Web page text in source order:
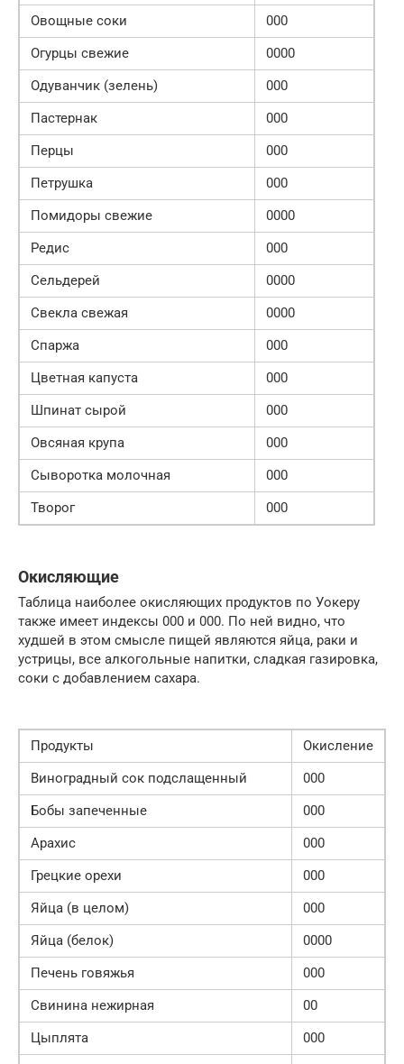
Овощные соки
000
Огурцы свежие
0000
Одуванчик (зелень)
000
Пастернак
000
Перцы
000
Петрушка
000
Помидоры свежие
0000
Редис
000
Сельдерей
0000
Свекла свежая
0000
Спаржа
000
Цветная капуста
000
Шпинат сырой
000
Овсяная крупа
000
Сыворотка молочная
000
Творог
000
Окисляющие
Таблица наиболее окисляющих продуктов по Уокеру
также имеет индексы 000 и 000. По ней видно, что
худшей в этом смысле пищей являются яйца, раки и
устрицы, все алкогольные напитки, сладкая газировка,
соки с добавлением сахара.
Продукты
Окисление
Виноградный сок подслащенный
000
Бобы запеченные
000
Арахис
000
Грецкие орехи
000
Яйца (в целом)
000
Яйца (белок)
0000
Печень говяжья
000
Свинина нежирная
00
Цыплята
000